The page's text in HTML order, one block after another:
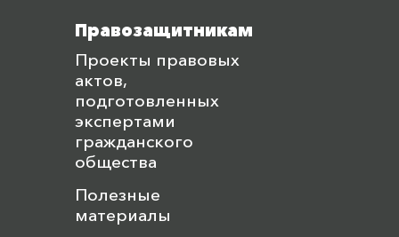
Правозащитникам
Проекты правовых
актов,
подготовленных
экспертами
гражданского
общества
Полезные
материалы